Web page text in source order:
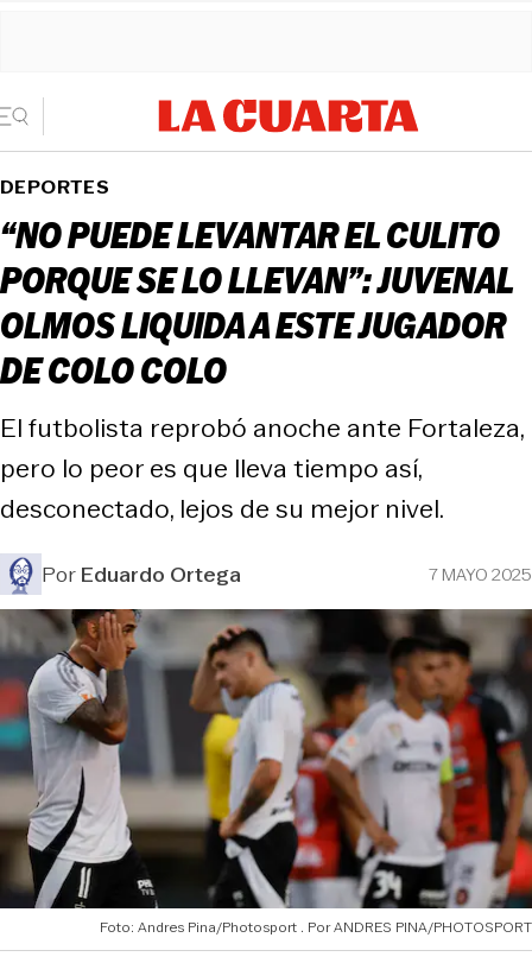
DEPORTES
“NO PUEDE LEVANTAR EL CULITO
PORQUE SE LO LLEVAN”: JUVENAL
OLMOS LIQUIDA A ESTE JUGADOR
DE COLO COLO
El futbolista reprobó anoche ante Fortaleza,
pero lo peor es que lleva tiempo así,
desconectado, lejos de su mejor nivel.
PorEduardo Ortega 7 MAYO 2025
Foto: Andres Pina/Photosport ANDRES PINA/PHOTOSPORT